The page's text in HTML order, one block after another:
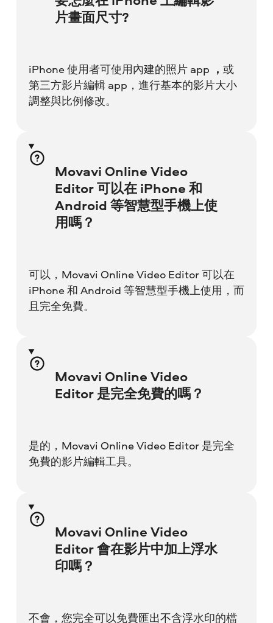
片畫面尺寸?
iPhone 使用者可使用內建的照片 app ， 或
第三方影片編輯 app，進行基本的影片大小
調整與比例修改。
Movavi Online Video
Editor 可以在 iPhone 和
Android 等智慧型手機上使
用嗎？
可以，Movavi Online Video Editor 可以在
iPhone 和 Android 等智慧型手機上使用，而
且完全免費。
Movavi Online Video
Editor 是完全免費的嗎？
是的，Movavi Online Video Editor 是完全
免費的影片編輯工具。
Movavi Online Video
Editor 會在影片中加上浮水
印嗎？
不會，您完全可以免費匯出不含浮水印的檔